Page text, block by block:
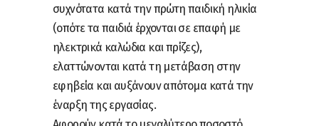
συχνότατα κατά την πρώτη παιδική ηλικία
(οπότε τα παιδιά έρχονται σε επαφή με
ηλεκτρικά καλώδια και πρίζες),
ελαττώνονται κατά τη μετάβαση στην
εφηβεία και αυξάνουν απότομα κατά την
έναρξη της εργασίας.